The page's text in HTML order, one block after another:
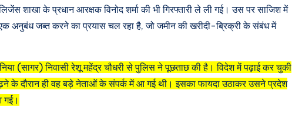
शाखा के प्रधान आरक्षक विनोद शर्मा की भी गिरफ्तारी ले ली गई। उस पर साजिश में
अनुबंध जब्त करने का प्रयास चल रहा है, जो जमीन की खरीदी-ब्रिक्री के संबंध में
(सागर) निवासी रेशू महेंद्र चौधरी से पुलिस ने पूछताछ की है। विदेश में पढ़ाई कर चुकी
पढ़ने के दौरान ही वह बड़े नेताओं के संपर्क में आ गई थी। इसका फायदा उठाकर उसने प्रदेश